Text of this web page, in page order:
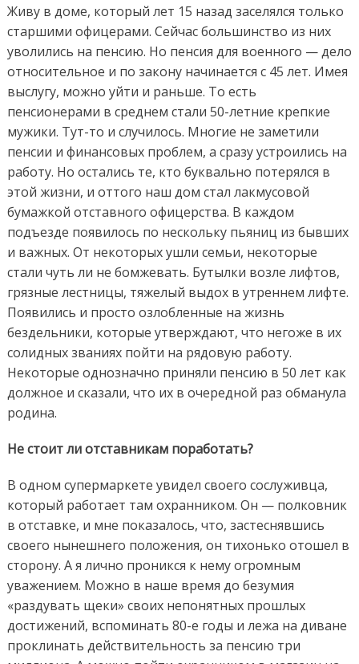
Живу в доме, который лет 15 назад заселялся только
старшими офицерами. Сейчас большинство из них
уволились на пенсию. Но пенсия для военного — дело
относительное и по закону начинается с 45 лет. Имея
выслугу, можно уйти и раньше. То есть
пенсионерами в среднем стали 50-летние крепкие
мужики. Тут-то и случилось. Многие не заметили
пенсии и финансовых проблем, а сразу устроились на
работу. Но остались те, кто буквально потерялся в
этой жизни, и оттого наш дом стал лакмусовой
бумажкой отставного офицерства. В каждом
подъезде появилось по нескольку пьяниц из бывших
и важных. От некоторых ушли семьи, некоторые
стали чуть ли не бомжевать. Бутылки возле лифтов,
грязные лестницы, тяжелый выдох в утреннем лифте.
Появились и просто озлобленные на жизнь
бездельники, которые утверждают, что негоже в их
солидных званиях пойти на рядовую работу.
Некоторые однозначно приняли пенсию в 50 лет как
должное и сказали, что их в очередной раз обманула
родина.
Не стоит ли отставникам поработать?
В одном супермаркете увидел своего сослуживца,
который работает там охранником. Он — полковник
в отставке, и мне показалось, что, застеснявшись
своего нынешнего положения, он тихонько отошел в
сторону. А я лично проникся к нему огромным
уважением. Можно в наше время до безумия
«раздувать щеки» своих непонятных прошлых
достижений, вспоминать 80-е годы и лежа на диване
проклинать действительность за пенсию три